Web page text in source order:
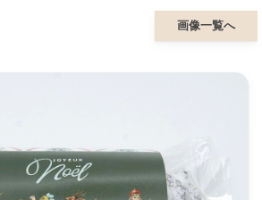
画像一覧へ